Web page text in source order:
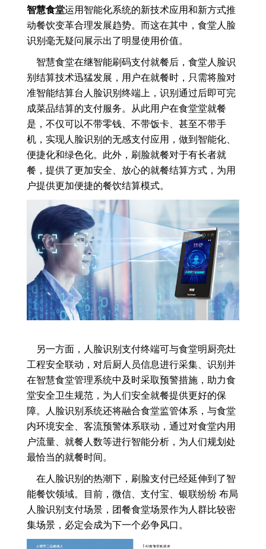
智慧食堂运用智能化系统的新技术应用和新方式推
动餐饮变革合理发展趋势。而这在其中，食堂人脸
识别毫无疑问展示出了明显使用价值。
智慧食堂在继智能刷码支付就餐后，食堂人脸识
别结算技术迅猛发展，用户在就餐时，只需将脸对
准智能结算台人脸识别终端上，识别通过后即可完
成菜品结算的支付服务。从此用户在食堂堂就餐
是，不仅可以不带零钱、不带饭卡、甚至不带手
机，实现人脸识别的无感支付应用，做到智能化、
便捷化和绿色化。此外，刷脸就餐对于有长者就
餐，提供了更加安全、放心的就餐结算方式，为用
户提供更加便捷的餐饮结算模式。
另一方面，人脸识别支付终端可与食堂明厨亮灶
工程安全联动，对后厨人员信息进行采集、识别并
在智慧食堂管理系统中及时采取预警措施，助力食
堂安全卫生规范，为人们安全就餐提供更好的保
障。人脸识别系统还将融合食堂监管体系，与食堂
内环境安全、客流预警体系联动，通过对食堂内用
户流量、就餐人数等进行智能分析，为人们规划处
最恰当的就餐时间。
在人脸识别的热潮下，刷脸支付已经延伸到了智
能餐饮领域。目前，微信、支付宝、银联纷纷 布局
人脸识别支付场景，团餐食堂场景作为人群比较密
集场景，必定会成为下一个必争风口。